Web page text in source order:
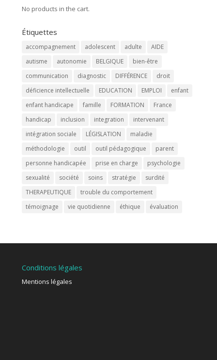
No products in the cart.
Étiquettes
accompagnement adolescent adulte
AIDE
autisme
autonomie BELGIQUE
bien-être
communication
diagnostic DIFFÉRENCE
droit
déficience intellectuelle
EDUCATION EMPLOI
enfant
enfant handicape
famille FORMATION
France
handicap
inclusion integration
intervenant
intégration sociale
LÉGISLATION
maladie
méthodologie
outil outil pédagogique
parent
personne handicapée
prise en charge
psychologie
sexualité
société soins stratégie
surdité
THERAPEUTIQUE
trouble du comportement
témoignage
vie quotidienne éthique évaluation
Conditions légales
Mentions légales